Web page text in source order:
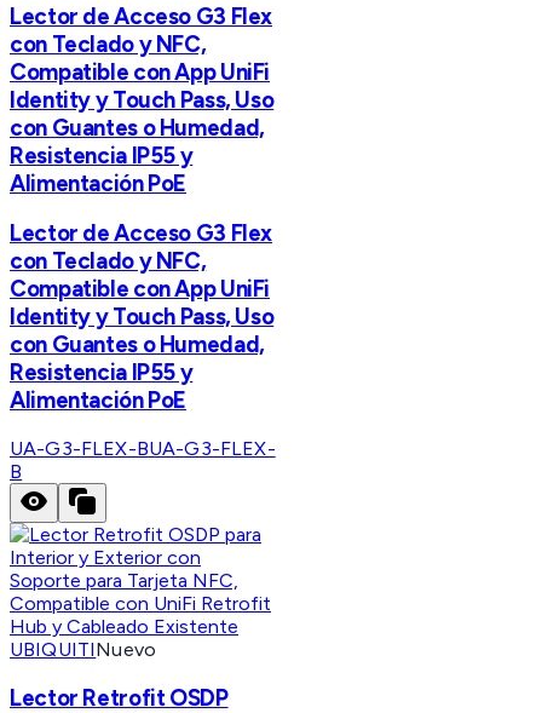
Lector de Acceso G3 Flex
con Teclado y NFC,
Compatible con App UniFi
Identity y Touch Pass, Uso
con Guantes o Humedad,
Resistencia IP55 y
Alimentación PoE
Lector de Acceso G3 Flex
con Teclado y NFC,
Compatible con App UniFi
Identity y Touch Pass, Uso
con Guantes o Humedad,
Resistencia IP55 y
Alimentación PoE
UA-G3-FLEX-BUA-G3-FLEX-
B
UBIQUITINuevo
Lector Retrofit OSDP